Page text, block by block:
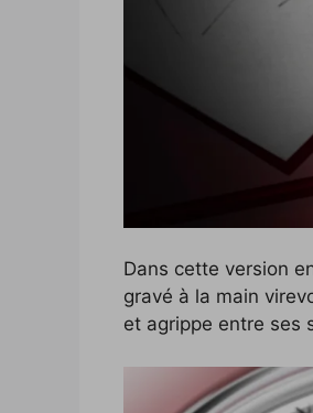
Dans cette version
gravé à la main
et agrippe entre ses